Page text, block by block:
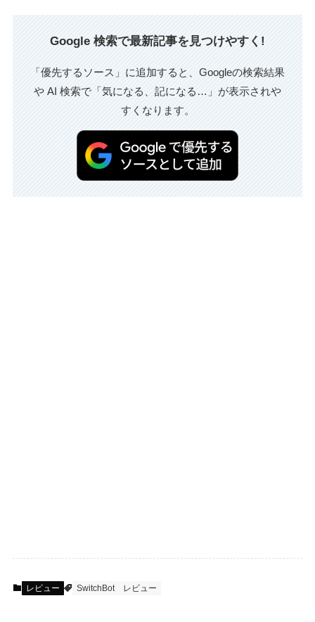
Google 検索で最新記事を見つけやすく!
「優先するソース」に追加すると、Googleの検索結果
や AI 検索で「気になる、記になる…」が表示されや
すくなります。
レビュー SwitchBot レビュー